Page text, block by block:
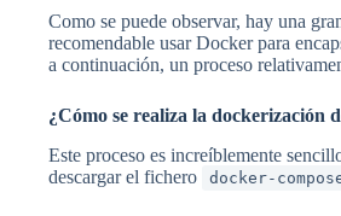
Como se puede observar, hay una
recomendable usar Docker para
a continuación, un proceso
¿Cómo se realiza la dockerización
Este proceso es increíblemente
descargar el fichero
docker-